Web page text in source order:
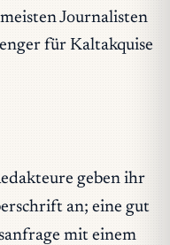
Journalisten
für Kaltakquise
geben ihr
an; eine gut
mit einem